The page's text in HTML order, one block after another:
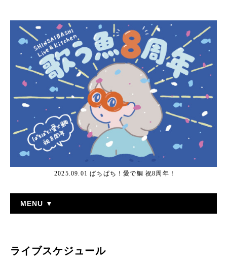
2025.09.01 ぱちぱち！愛で鯛 祝8周年！
MENU ▼
ライブスケジュール